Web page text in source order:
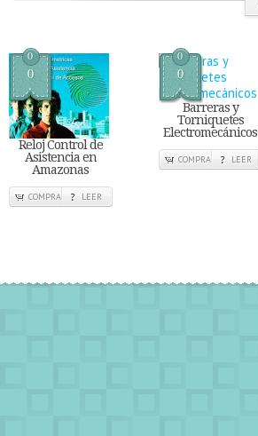
0
0
Reloj Control de
Asistencia en
Amazonas
COMPRA LEER
0
0
Barreras y
Torniquetes
Electromecánicos
COMPRA LEER